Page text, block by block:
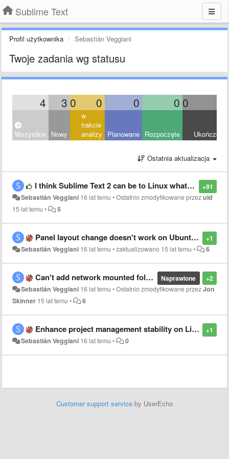
Sublime Text
Profil użytkownika Sebastián Veggiani
Twoje zadania wg statusu
4 3 0 0 0 0 0
Wszystkie Nowy
w
trakcie
analizy
Planowane Rozpoczęte Ukończony
Ostatnia aktualizacja
+91
I think Sublime Text 2 can be to Linux what Textmate is for Mac OSX
Sebastián Veggiani 16 lat temu •Ostatnio zmodyfikowane przezuid
15 lat temu • 5
+1
Panel layout change doesn't work on Ubuntu 10.10
Sebastián Veggiani 16 lat temu •zaktualizowano 15 lat temu • 6
+2
Naprawione
Can't add network mounted folders to projects on Ubuntu 10.10
Sebastián Veggiani 16 lat temu •Ostatnio zmodyfikowane przezJon
Skinner 15 lat temu • 6
+1
Enhance project management stability on Linux version
Sebastián Veggiani 16 lat temu • 0
Customer support service by UserEcho